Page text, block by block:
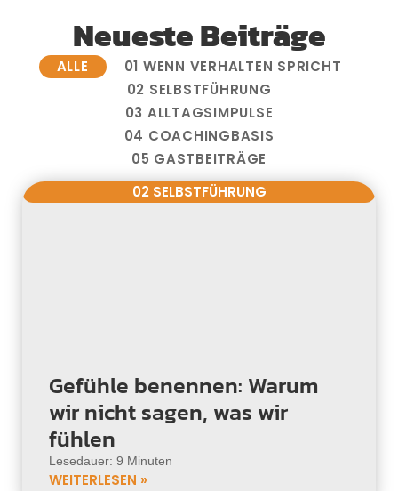
Neueste Beiträge
01 WENN VERHALTEN SPRICHT
02 SELBSTFÜHRUNG
03 ALLTAGSIMPULSE
04 COACHINGBASIS
05 GASTBEITRÄGE
ALLE
02 SELBSTFÜHRUNG
Gefühle benennen: Warum
wir nicht sagen, was wir
fühlen
Lesedauer: 9 Minuten
WEITERLESEN »